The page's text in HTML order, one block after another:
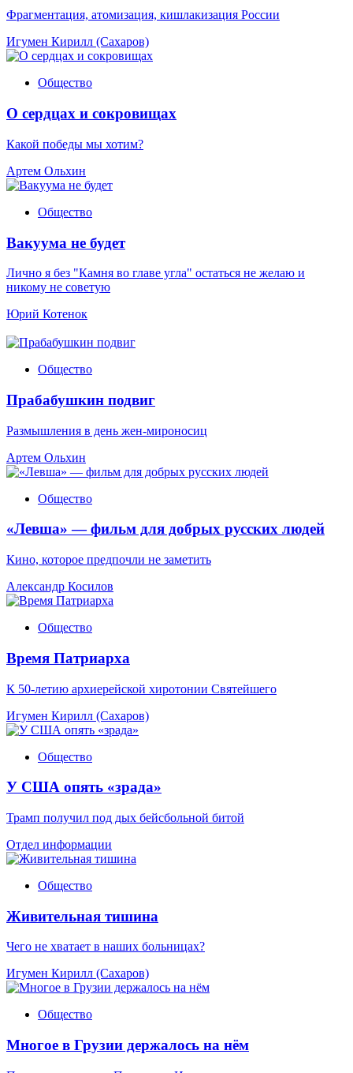
Фрагментация, атомизация, кишлакизация России
Игумен Кирилл (Сахаров)
Общество
О сердцах и сокровищах
Какой победы мы хотим?
Артем Ольхин
Общество
Вакуума не будет
Лично я без "Камня во главе угла" остаться не желаю и
никому не советую
Юрий Котенок
Общество
Прабабушкин подвиг
Размышления в день жен-мироносиц
Артем Ольхин
Общество
«Левша» — фильм для добрых русских людей
Кино, которое предпочли не заметить
Александр Косилов
Общество
Время Патриарха
К 50-летию архиерейской хиротонии Святейшего
Игумен Кирилл (Сахаров)
Общество
У США опять «зрада»
Трамп получил под дых бейсбольной битой
Отдел информации
Общество
Живительная тишина
Чего не хватает в наших больницах?
Игумен Кирилл (Сахаров)
Общество
Многое в Грузии держалось на нём